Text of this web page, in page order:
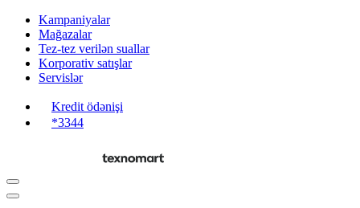
Kampaniyalar
Mağazalar
Tez-tez verilən suallar
Korporativ satışlar
Servislər
Kredit ödənişi
*3344